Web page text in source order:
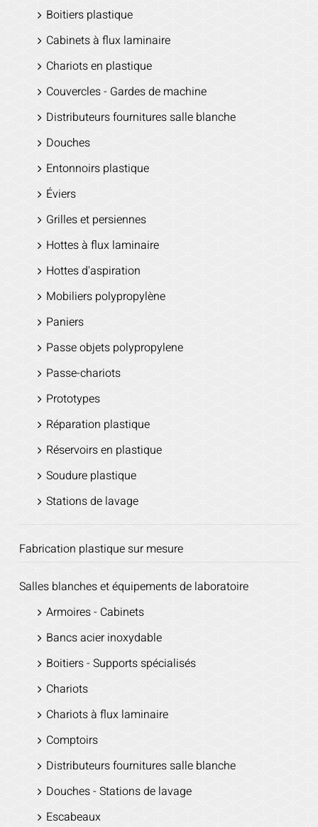
Boitiers plastique
Cabinets à flux laminaire
Chariots en plastique
Couvercles - Gardes de machine
Distributeurs fournitures salle blanche
Douches
Entonnoirs plastique
Éviers
Grilles et persiennes
Hottes à flux laminaire
Hottes d'aspiration
Mobiliers polypropylène
Paniers
Passe objets polypropylene
Passe-chariots
Prototypes
Réparation plastique
Réservoirs en plastique
Soudure plastique
Stations de lavage
Fabrication plastique sur mesure
Salles blanches et équipements de laboratoire
Armoires - Cabinets
Bancs acier inoxydable
Boitiers - Supports spécialisés
Chariots
Chariots à flux laminaire
Comptoirs
Distributeurs fournitures salle blanche
Douches - Stations de lavage
Escabeaux